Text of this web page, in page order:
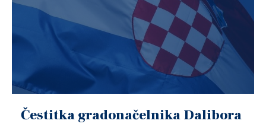
Čestitka gradonačelnika Dalibora